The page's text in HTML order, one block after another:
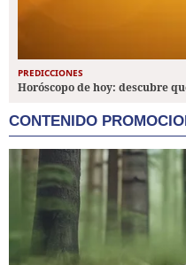
PREDICCIONES
Horóscopo de hoy: descubre
CONTENIDO